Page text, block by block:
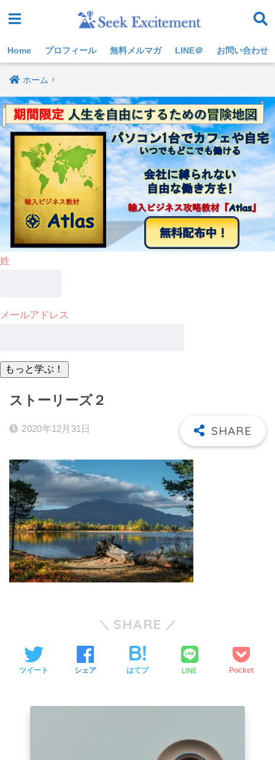
Home プロフィール 無料メルマガ LINE＠ お問い合わせ
ホーム
姓
メールアドレス
ストーリーズ２
2020年12月31日
SHARE
ツイート シェア はてブ LINE Pocket